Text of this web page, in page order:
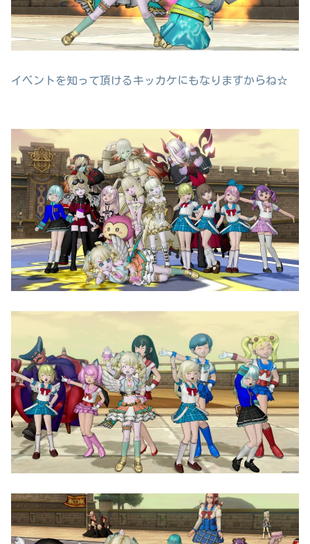
イベントを知って頂けるキッカケにもなりますからね☆